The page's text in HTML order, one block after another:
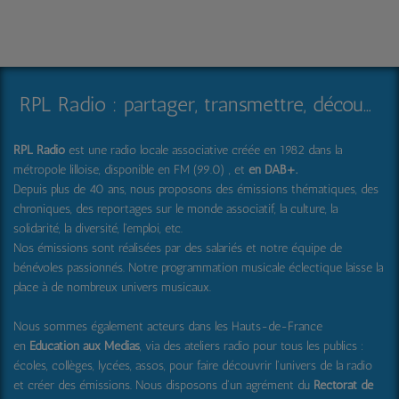
RPL Radio : partager, transmettre, découvrir et surprendre
RPL Radio est une radio locale associative créée en 1982 dans la
métropole lilloise, disponible en FM (99.0) , et en DAB+.
Depuis plus de 40 ans, nous proposons des émissions thématiques, des
chroniques, des reportages sur le monde associatif, la culture, la
solidarité, la diversité, l'emploi, etc.
Nos émissions sont réalisées par des salariés et notre équipe de
bénévoles passionnés. Notre programmation musicale éclectique laisse la
place à de nombreux univers musicaux.
Nous sommes également acteurs dans les Hauts-de-France
en Education aux Médias, via des ateliers radio pour tous les publics :
écoles, collèges, lycées, assos, pour faire découvrir l'univers de la radio
et créer des émissions. Nous disposons d'un agrément du Rectorat de